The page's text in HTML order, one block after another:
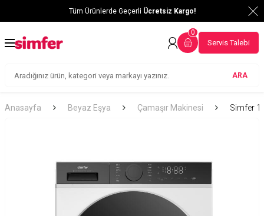
Tüm Ürünlerde Geçerli Ücretsiz Kargo!
ARA
0
Servis Talebi
Anasayfa Beyaz Eşya Çamaşır Makinesi Simfer